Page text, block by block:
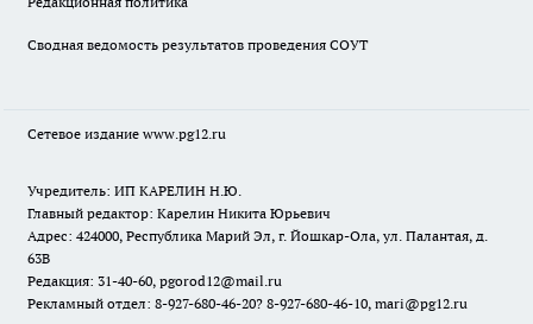
Сводная ведомость результатов проведения СОУТ
Сетевое издание www.pg12.ru
Учредитель: ИП КАРЕЛИН Н.Ю.
Главный редактор: Карелин Никита Юрьевич
Адрес: 424000, Республика Марий Эл, г. Йошкар-Ола, ул. Палантая, д.
63В
Редакция: 31-40-60, pgorod12@mail.ru
Рекламный отдел: 8-927-680-46-20? 8-927-680-46-10, mari@pg12.ru